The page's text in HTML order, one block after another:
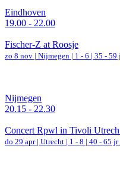
Eindhoven
19.00 - 22.00
Fischer-Z at Roosje
zo 8 nov | Nijmegen | 1 - 6 | 35 - 59
Nijmegen
20.15 - 22.30
Concert Rpwl in Tivoli
do 29 apr | Utrecht | 1 - 8 | 40 - 65 jr